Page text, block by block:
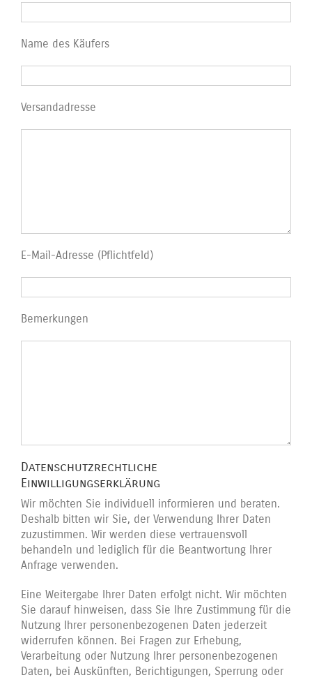
Name des Käufers
Versandadresse
E-Mail-Adresse (Pflichtfeld)
Bemerkungen
Datenschutzrechtliche
Einwilligungserklärung
Wir möchten Sie individuell informieren und beraten.
Deshalb bitten wir Sie, der Verwendung Ihrer Daten
zuzustimmen. Wir werden diese vertrauensvoll
behandeln und lediglich für die Beantwortung Ihrer
Anfrage verwenden.
Eine Weitergabe Ihrer Daten erfolgt nicht. Wir möchten
Sie darauf hinweisen, dass Sie Ihre Zustimmung für die
Nutzung Ihrer personenbezogenen Daten jederzeit
widerrufen können. Bei Fragen zur Erhebung,
Verarbeitung oder Nutzung Ihrer personenbezogenen
Daten, bei Auskünften, Berichtigungen, Sperrung oder